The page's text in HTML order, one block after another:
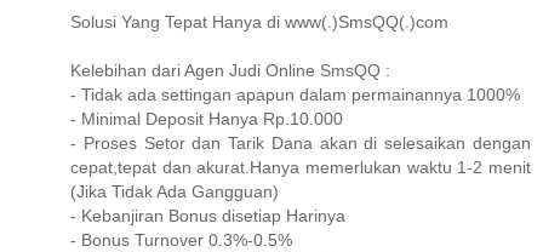
Solusi Yang Tepat Hanya di www(.)SmsQQ(.)com
Kelebihan dari Agen Judi Online SmsQQ :
- Tidak ada settingan apapun dalam permainannya 1000%
- Minimal Deposit Hanya Rp.10.000
- Proses Setor dan Tarik Dana akan di selesaikan dengan
cepat,tepat dan akurat.Hanya memerlukan waktu 1-2 menit
(Jika Tidak Ada Gangguan)
- Kebanjiran Bonus disetiap Harinya
- Bonus Turnover 0.3%-0.5%